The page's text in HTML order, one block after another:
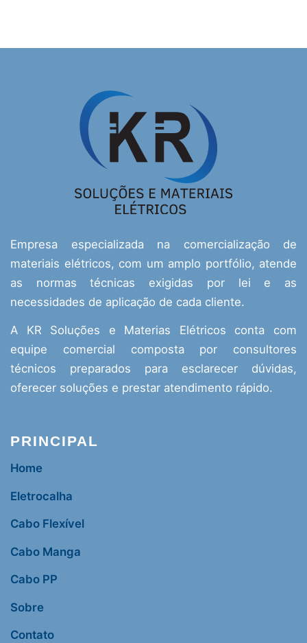
Empresa especializada na comercialização de
materiais elétricos, com um amplo portfólio, atende
as normas técnicas exigidas por lei e as
necessidades de aplicação de cada cliente.
A KR Soluções e Materias Elétricos conta com
equipe comercial composta por consultores
técnicos preparados para esclarecer dúvidas,
oferecer soluções e prestar atendimento rápido.
PRINCIPAL
Home
Eletrocalha
Cabo Flexível
Cabo Manga
Cabo PP
Sobre
Contato